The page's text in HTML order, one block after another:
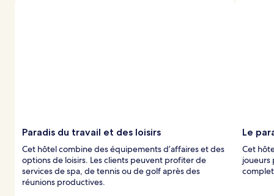
Paradis du travail et des loisirs
Cet hôtel combine des équipements d’affaires et des
options de loisirs. Les clients peuvent profiter de
services de spa, de tennis ou de golf après des
réunions productives.
Le
Cet
joueurs
complet